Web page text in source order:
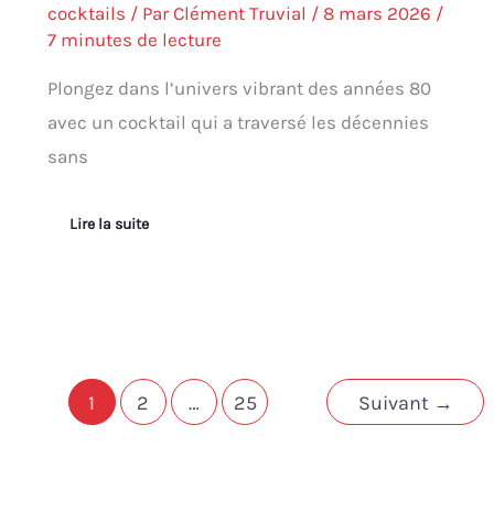
cocktails / ParClément Truvial / 8 mars 2026 /
7 minutes de lecture
Plongez dans l’univers vibrant des années 80
avec un cocktail qui a traversé les décennies
sans
Lire la suite
1 2 … 25 Suivant →